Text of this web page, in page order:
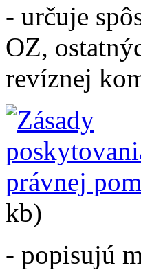
- určuje
OZ,
revíznej
kb)
- popisujú